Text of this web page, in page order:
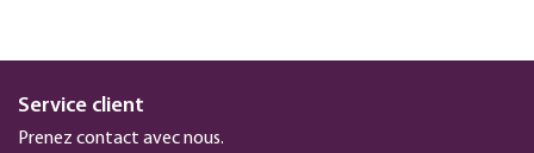
Service client
Prenez contact avec nous.